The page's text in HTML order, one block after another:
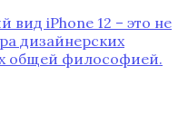
вид iPhone 12 – это не
дизайнерских
общей философией.